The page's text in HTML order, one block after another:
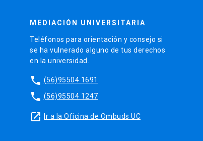
MEDIACIÓN UNIVERSITARIA
Teléfonos para orientación y consejo si
se ha vulnerado alguno de tus derechos
en la universidad.
phone (56)95504 1691
phone (56)95504 1247
launch Ir a la Oficina de Ombuds UC